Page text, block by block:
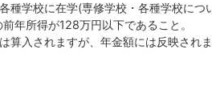
種学校に在学(専修学校・各種学校につ
年所得が128万円以下であること。
入されますが、年金額には反映されま